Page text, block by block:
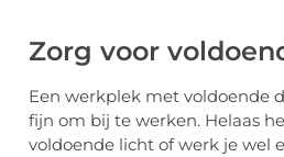
Zorg voor
Een werkplek met voldoende
fijn om bij te werken. Helaas
voldoende licht of werk je wel